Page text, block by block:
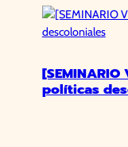
políticas